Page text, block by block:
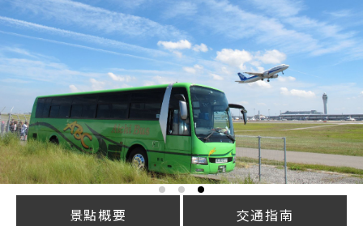
景點概要 交通指南